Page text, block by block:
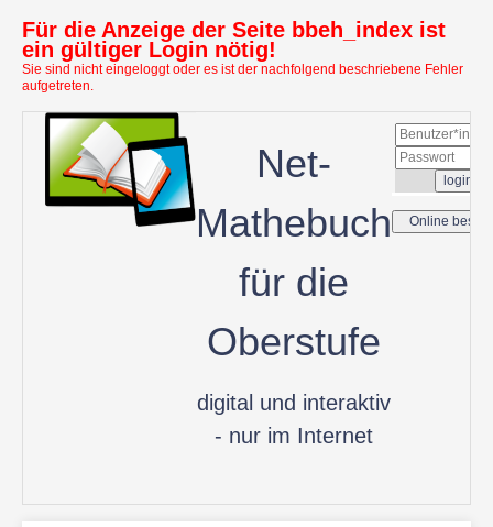
Für die Anzeige der Seite bbeh_index ist
ein gültiger Login nötig!
Sie sind nicht eingeloggt oder es ist der nachfolgend beschriebene Fehler
aufgetreten.
Net-
Mathebuch
für die
Oberstufe
digital und interaktiv
- nur im Internet